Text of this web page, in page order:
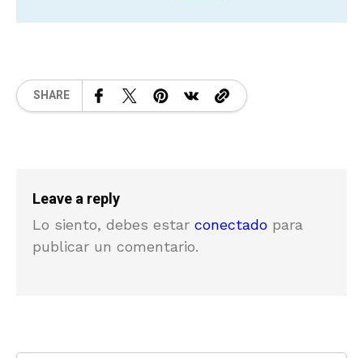
SHARE
Leave a reply
Lo siento, debes estar conectado para
publicar un comentario.